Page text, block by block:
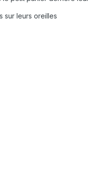
sur leurs oreilles